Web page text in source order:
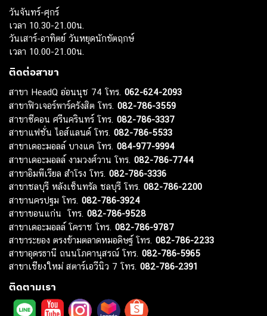
วันจันทร์-ศุกร์
เวลา 10.30-21.00น.
วันเสาร์-อาทิตย์ วันหยุดนักขัตฤกษ์
เวลา 10.00-21.00น.
ติดต่อสาขา
สาขา HeadQ อ่อนนุช 74 โทร. 062-624-2093
สาขาฟิวเจอร์พาร์ครังสิต โทร. 082-786-3559
สาขาซีคอน ศรีนครินทร์ โทร. 082-786-3337
สาขาแฟชั่น ไอส์แลนด์ โทร. 082-786-5533
สาขาเดอะมอลล์ บางแค โทร. 084-977-9994
สาขาเดอะมอลล์ งามวงศ์วาน โทร. 082-786-7744
สาขาอิมพีเรียล สำโรง โทร. 082-786-3336
สาขาชลบุรี หลังเซ็นทรัล ชลบุรี โทร. 082-786-2200
สาขานครปฐม โทร. 082-786-3924
สาขาขอนแก่น โทร. 082-786-9528
สาขาเดอะมอลล์ โคราช โทร. 082-786-9787
สาขาระยอง ตรงข้ามตลาดหมอดิษฐ์ โทร. 082-786-2233
สาขาอุดรธานี ถนนโภคานุสรณ์ โทร. 082-786-5965
สาขาเชียงใหม่ สตาร์เอวีนิว 7 โทร. 082-786-2391
ติดตามเรา